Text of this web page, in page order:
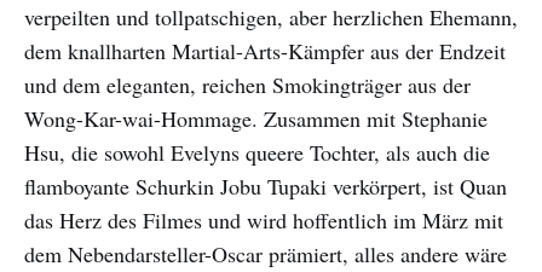
verpeilten und tollpatschigen, aber herzlichen Ehemann,
dem knallharten Martial-Arts-Kämpfer aus der Endzeit
und dem eleganten, reichen Smokingträger aus der
Wong-Kar-wai-Hommage. Zusammen mit Stephanie
Hsu, die sowohl Evelyns queere Tochter, als auch die
flamboyante Schurkin Jobu Tupaki verkörpert, ist Quan
das Herz des Filmes und wird hoffentlich im März mit
dem Nebendarsteller-Oscar prämiert, alles andere wäre